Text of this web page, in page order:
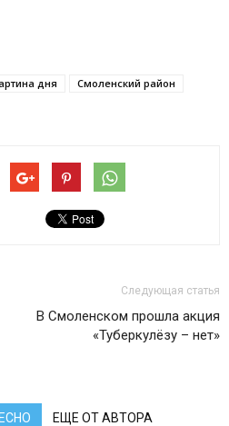
дня
Смоленский район
Следующая статья
В Смоленском прошла акция
«Туберкулёзу – нет»
ЕЩЕ ОТ АВТОРА